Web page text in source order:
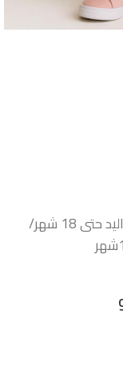
18 شهر
/